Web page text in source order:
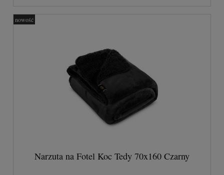
Narzuta na Fotel Koc Tedy 70x160 Czarny
nowość